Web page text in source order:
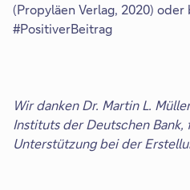
(Propyläen Verlag, 2020) oder
#PositiverBeitrag
Wir danken Dr. Martin L.
Instituts der Deutschen
Unterstützung bei der